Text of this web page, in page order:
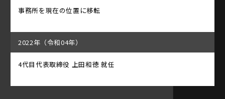
事務所を現在の位置に移転
2022年（令和04年）
4代目代表取締役 上田和徳 就任